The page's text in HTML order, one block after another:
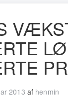
2013 af henmin